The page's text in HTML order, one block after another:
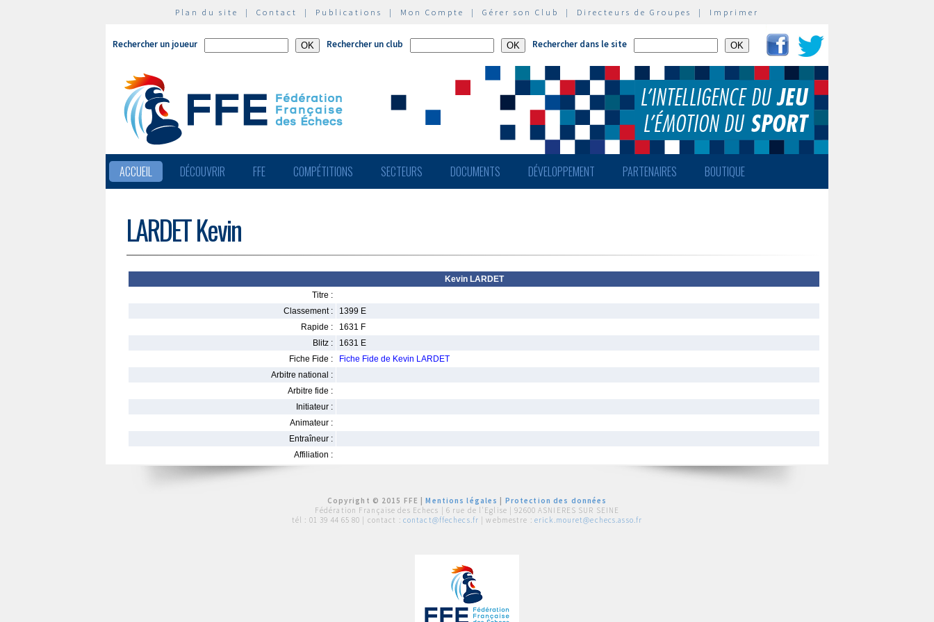
Plan du site | Contact | Publications | Mon Compte | Gérer son Club | Directeurs de Groupes | Imprimer
Rechercher un joueur Rechercher un club Rechercher dans le site
ACCUEIL DÉCOUVRIR FFE COMPÉTITIONS SECTEURS DOCUMENTS DÉVELOPPEMENT PARTENAIRES BOUTIQUE
LARDET Kevin
Kevin LARDET
Titre :
Classement :
1399 E
Rapide :
1631 F
Blitz :
1631 E
Fiche Fide :
Fiche Fide de Kevin LARDET
Arbitre national :
Arbitre fide :
Initiateur :
Animateur :
Entraîneur :
Affiliation :
Copyright © 2015 FFE |Mentions légales
Protection des données
Fédération Française des Echecs | 6 rue de l'Eglise | 92600 ASNIERES SUR SEINE
tél : 01 39 44 65 80 | contact : contact@ffechecs.fr | webmestre : erick.mouret@echecs.asso.fr